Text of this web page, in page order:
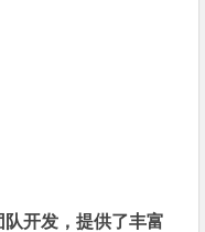
开发，提供了丰富